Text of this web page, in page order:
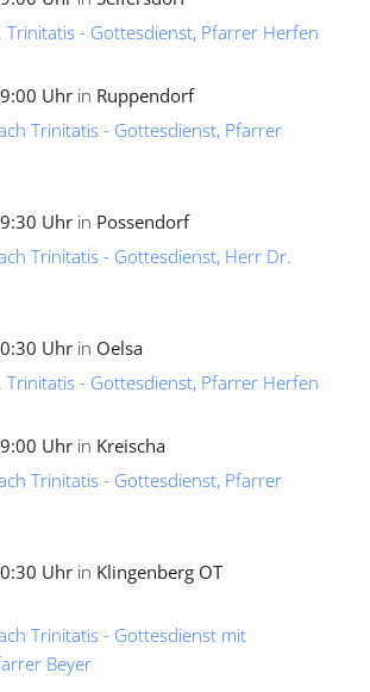
Trinitatis - Gottesdienst, Pfarrer Herfen
Uhr in Ruppendorf
Trinitatis - Gottesdienst, Pfarrer
Uhr in Possendorf
Trinitatis - Gottesdienst, Herr Dr.
Uhr in Oelsa
Trinitatis - Gottesdienst, Pfarrer Herfen
Uhr in Kreischa
Trinitatis - Gottesdienst, Pfarrer
Uhr in Klingenberg OT
Trinitatis - Gottesdienst mit
Beyer